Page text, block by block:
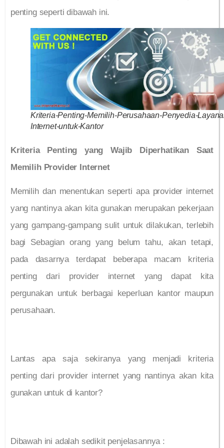
penting seperti dibawah ini.
Kriteria-Penting-Memilih-Perusahaan-Penyedia-
Internet-untuk-Kantor
Kriteria Penting yang Wajib Diperhatikan Saat
Memilih Provider Internet
Memilih dan menentukan seperti apa provider internet
yang nantinya akan kita gunakan merupakan pekerjaan
yang gampang-gampang sulit untuk dilakukan, terlebih
bagi Sebagian orang yang belum tahu, akan tetapi,
pada dasarnya terdapat beberapa macam kriteria
penting dari provider internet yang dapat kita
pergunakan untuk berbagai keperluan kantor maupun
perusahaan.
Lantas apa saja sekiranya yang menjadi kriteria
penting dari provider internet yang nantinya akan kita
gunakan untuk di kantor?
Dibawah ini adalah sedikit penjelasannya :